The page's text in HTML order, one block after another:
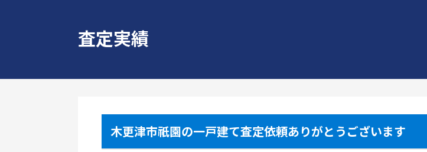
査定実績
木更津市祇園の一戸建て査定依頼ありがとうございます